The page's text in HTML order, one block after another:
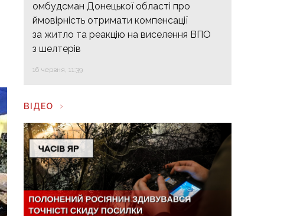
омбудсман Донецької області про
ймовірність отримати компенсації
за житло та реакцію на виселення ВПО
з шелтерів
16 червня, 11:39
ВІДЕО